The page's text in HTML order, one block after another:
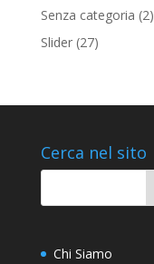
Senza categoria (2)
Slider(27)
Cerca nel sito
Chi Siamo